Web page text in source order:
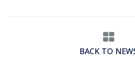
BACK TO